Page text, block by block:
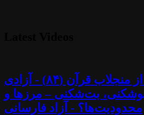
تلاوت آیاتی از منجلاب قرآن (۸۴) - آزادی
بت‌شکنی – مرزها و
محدودیت‌ها؟ - آزاد فارسانی